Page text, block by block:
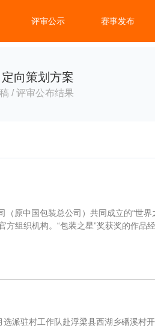
评审公示 赛事发布
向策划方案
/ 评审公布结果
原中国包装总公司）共同成立的“世
方组织机构。“包装之星”奖获奖的作
村工作队赴浮梁县西湖乡磻溪村开